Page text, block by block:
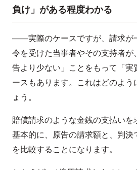
負け」がある程度わかる
——実際のケースですが、請求が
令を受けた当事者やその支持者
告より少ない」ことをもって「実
ースもあります。これはどのよう
ょう。
賠償請求のような金銭の支払いを
基本的に、原告の請求額と、判決
を比較することになります。